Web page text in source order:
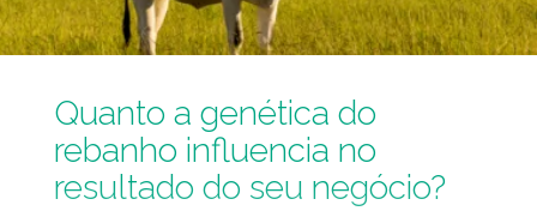
Quanto a genética do
rebanho influencia no
resultado do seu negócio?